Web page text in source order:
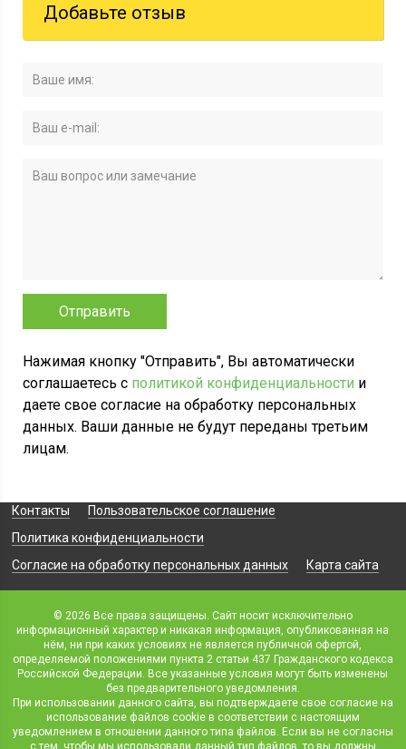
Добавьте отзыв
Нажимая кнопку "Отправить", Вы автоматически
соглашаетесь с политикой конфиденциальности и
даете свое согласие на обработку персональных
данных. Ваши данные не будут переданы третьим
лицам.
Контакты
Пользовательское соглашение
Политика конфиденциальности
Согласие на обработку персональных данных
Карта сайта
© 2026 Все права защищены. Сайт носит исключительно
информационный характер и никакая информация, опубликованная на
нём, ни при каких условиях не является публичной офертой,
определяемой положениями пункта 2 статьи 437 Гражданского кодекса
Российской Федерации. Все указанные условия могут быть изменены
без предварительного уведомления.
При использовании данного сайта, вы подтверждаете свое согласие на
использование файлов cookie в соответствии с настоящим
уведомлением в отношении данного типа файлов. Если вы не согласны
с тем, чтобы мы использовали данный тип файлов, то вы должны